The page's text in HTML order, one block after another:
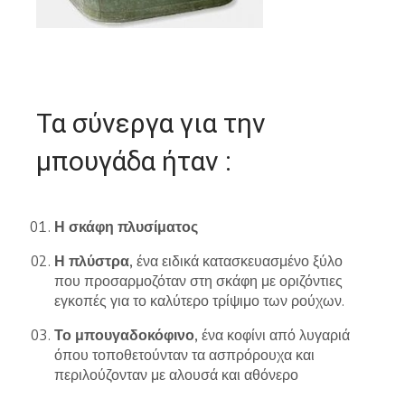
Τα σύνεργα για την
μπουγάδα ήταν :
Η σκάφη πλυσίματος
Η πλύστρα, ένα ειδικά κατασκευασμένο ξύλο
που προσαρμοζόταν στη σκάφη με οριζόντιες
εγκοπές για το καλύτερο τρίψιμο των ρούχων.
Το μπουγαδοκόφινο, ένα κοφίνι από λυγαριά
όπου τοποθετούνταν τα ασπρόρουχα και
περιλούζονταν με αλουσά και αθόνερο